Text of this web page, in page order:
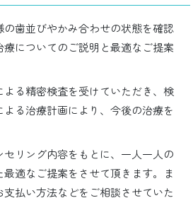
の歯並びやかみ合わせの状態を確認
療についてのご説明と最適なご提案
る精密検査を受けていただき、検
る治療計画により、今後の治療を
リング内容をもとに、一人一人の
適なご提案をさせて頂きます。ま
払い方法などをご相談させていた